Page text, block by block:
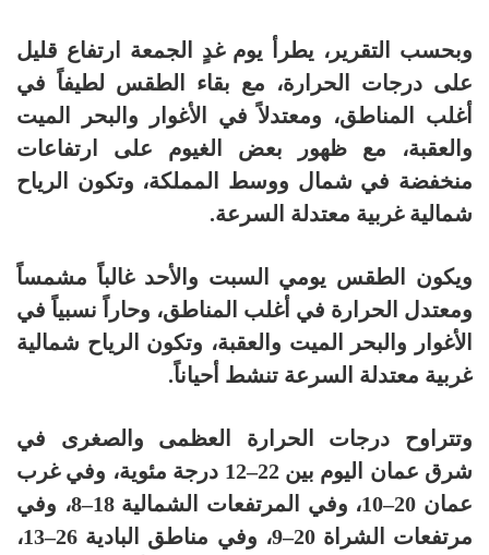
وبحسب التقرير، يطرأ يوم غدٍ الجمعة ارتفاع قليل
على درجات الحرارة، مع بقاء الطقس لطيفاً في
أغلب المناطق، ومعتدلاً في الأغوار والبحر الميت
والعقبة، مع ظهور بعض الغيوم على ارتفاعات
منخفضة في شمال ووسط المملكة، وتكون الرياح
شمالية غربية معتدلة السرعة.
ويكون الطقس يومي السبت والأحد غالباً مشمساً
ومعتدل الحرارة في أغلب المناطق، وحاراً نسبياً في
الأغوار والبحر الميت والعقبة، وتكون الرياح شمالية
غربية معتدلة السرعة تنشط أحياناً.
وتتراوح درجات الحرارة العظمى والصغرى في
شرق عمان اليوم بين 22–12 درجة مئوية، وفي غرب
عمان 20–10، وفي المرتفعات الشمالية 18–8، وفي
مرتفعات الشراة 20–9، وفي مناطق البادية 26–13،